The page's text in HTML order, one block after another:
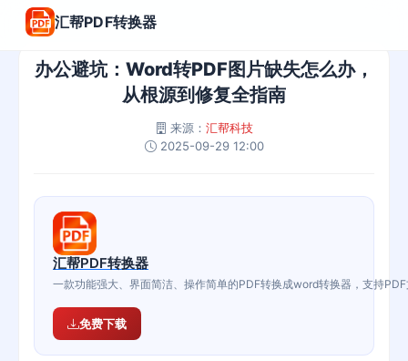
汇帮PDF转换器
办公避坑：Word转PDF图片缺失怎么办，
从根源到修复全指南
来源： 汇帮科技
2025-09-29 12:00
汇帮PDF转换器
一款功能强大、界面简洁、操作简单的PDF转换成word转换器，支持
免费下载